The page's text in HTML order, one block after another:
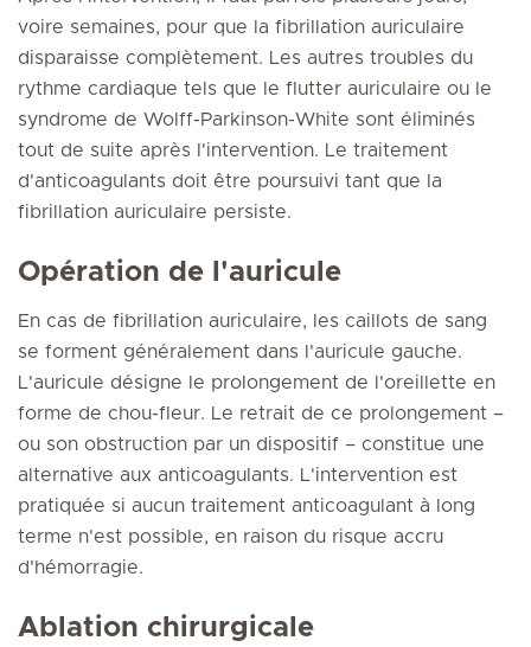
voire semaines, pour que la fibrillation auriculaire
disparaisse complètement. Les autres troubles du
rythme cardiaque tels que le flutter auriculaire ou le
syndrome de Wolff-Parkinson-White sont éliminés
tout de suite après l'intervention. Le traitement
d'anticoagulants doit être poursuivi tant que la
fibrillation auriculaire persiste.
Opération de l'auricule
En cas de fibrillation auriculaire, les caillots de sang
se forment généralement dans l'auricule gauche.
L'auricule désigne le prolongement de l'oreillette en
forme de chou-fleur. Le retrait de ce prolongement –
ou son obstruction par un dispositif – constitue une
alternative aux anticoagulants. L'intervention est
pratiquée si aucun traitement anticoagulant à long
terme n'est possible, en raison du risque accru
d'hémorragie.
Ablation chirurgicale